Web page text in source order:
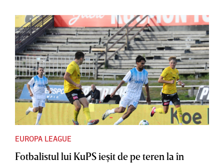
EUROPA LEAGUE
Fotbalistul lui KuPS ieşit de pe teren la în